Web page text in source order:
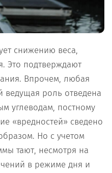
снижению веса,
Это подтверждают
Впрочем, любая
ведущая роль отведена
углеводам, постному
«вредностей» сведено
Но с учетом
тают, несмотря на
в режиме дня и